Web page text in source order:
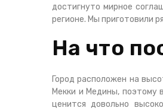
достигнуто мирное
регионе. Мы приготовили
На что
Город расположен на
Мекки и Медины, поэтому
ценится довольно